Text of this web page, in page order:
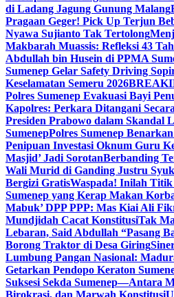
di Ladang Jagung Gunung Malang
Pragaan Geger! Pick Up Terjun
Nyawa Sujianto Tak Tertolong
Makbarah Muassis: Refleksi 43
Abdullah bin Husein di PPMA
Sumenep Gelar Safety Driving
Keselamatan Semeru 2026
Polres Sumenep Evakuasi Bayi
Kapolres: Perkara Ditangani
Presiden Prabowo dalam Skandal
SumenepPolres Sumenep
Penipuan Investasi Oknum Guru
Masjid’ Jadi SorotanBerbanding
Wali Murid di Ganding Justru
Bergizi GratisWaspada! Inilah
Sumenep yang Kerap Makan
Mabuk’ DPP PPP: Mas Kiai Ali
Mundjidah Cacat KonstitusiTak
Lebaran, Said Abdullah “Pasang
Borong Traktor di Desa Giring
Lumbung Pangan Nasional:
Getarkan Pendopo Keraton
Suksesi Sekda Sumenep—Antara
Birokrasi, dan Marwah Konstitusi